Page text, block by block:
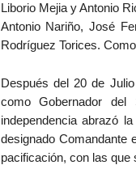
Liborio Mejia y Antonio
Antonio Nariño, José
Rodríguez Torices.
Después del 20 de
como Gobernador
independencia abrazó
designado Comandante
pacificación, con las que